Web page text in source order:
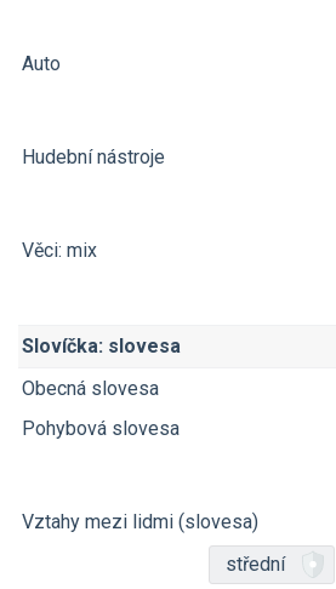
Auto
Hudební nástroje
Věci: mix
Slovíčka: slovesa
Obecná slovesa
Pohybová slovesa
Vztahy mezi lidmi (slovesa)
střední